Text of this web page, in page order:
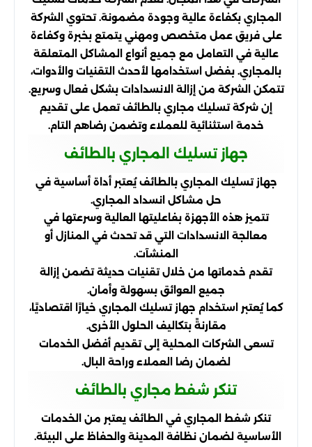
المجاري بكفاءة عالية وجودة مضمونة. تحتوي الشركة
على فريق عمل متخصص ومهني يتمتع بخبرة وكفاءة
عالية في التعامل مع جميع أنواع المشاكل المتعلقة
بالمجاري. بفضل استخدامها لأحدث التقنيات والأدوات،
تتمكن الشركة من إزالة الانسدادات بشكل فعال وسريع.
إن شركة تسليك مجاري بالطائف تعمل على تقديم
خدمة استثنائية للعملاء وتضمن رضاهم التام.
جهاز تسليك المجاري بالطائف
جهاز تسليك المجاري بالطائف يُعتبر أداة أساسية في
حل مشاكل انسداد المجاري.
تتميز هذه الأجهزة بفاعليتها العالية وسرعتها في
معالجة الانسدادات التي قد تحدث في المنازل أو
المنشآت.
تقدم خدماتها من خلال تقنيات حديثة تضمن إزالة
جميع العوائق بسهولة وأمان.
كما يُعتبر استخدام جهاز تسليك المجاري خيارًا اقتصاديًا،
مقارنةً بتكاليف الحلول الأخرى.
تسعى الشركات المحلية إلى تقديم أفضل الخدمات
لضمان رضا العملاء وراحة البال.
تنكر شفط مجاري بالطائف
تنكر شفط المجاري في الطائف يعتبر من الخدمات
الأساسية لضمان نظافة المدينة والحفاظ على البيئة.